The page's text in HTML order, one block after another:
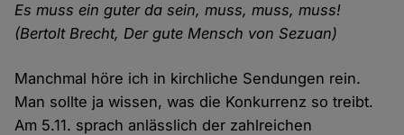
Es muss ein guter da sein, muss, muss, muss!
(Bertolt Brecht, Der gute Mensch von Sezuan)
Manchmal höre ich in kirchliche Sendungen rein.
Man sollte ja wissen, was die Konkurrenz so treibt.
Am 5.11. sprach anlässlich der zahlreichen